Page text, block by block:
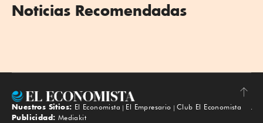
Noticias Recomendadas
Subir
Nuestros Sitios: El Economista El Empresario
Club El Economista
Publicidad: Mediakit